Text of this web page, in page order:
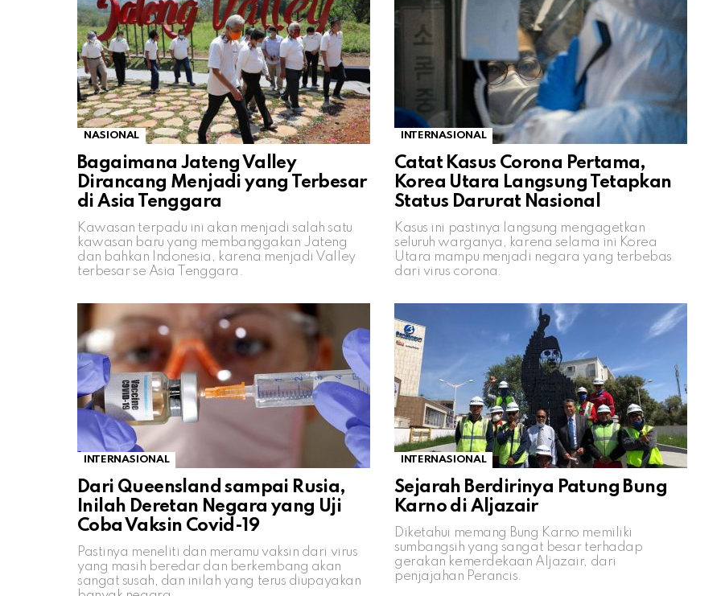
NASIONAL
Bagaimana Jateng Valley
Dirancang Menjadi yang Terbesar
di Asia Tenggara
Kawasan terpadu ini akan menjadi salah satu
kawasan baru yang membanggakan Jateng
dan bahkan Indonesia, karena menjadi Valley
terbesar se Asia Tenggara.
INTERNASIONAL
Catat Kasus Corona Pertama,
Korea Utara Langsung Tetapkan
Status Darurat Nasional
Kasus ini pastinya langsung mengagetkan
seluruh warganya, karena selama ini Korea
Utara mampu menjadi negara yang terbebas
dari virus corona.
INTERNASIONAL
Dari Queensland sampai Rusia,
Inilah Deretan Negara yang Uji
Coba Vaksin Covid-19
Pastinya meneliti dan meramu vaksin dari virus
yang masih beredar dan berkembang akan
sangat susah, dan inilah yang terus diupayakan
INTERNASIONAL
Sejarah Berdirinya Patung Bung
Karno di Aljazair
Diketahui memang Bung Karno memiliki
sumbangsih yang sangat besar terhadap
gerakan kemerdekaan Aljazair, dari
penjajahan Perancis.